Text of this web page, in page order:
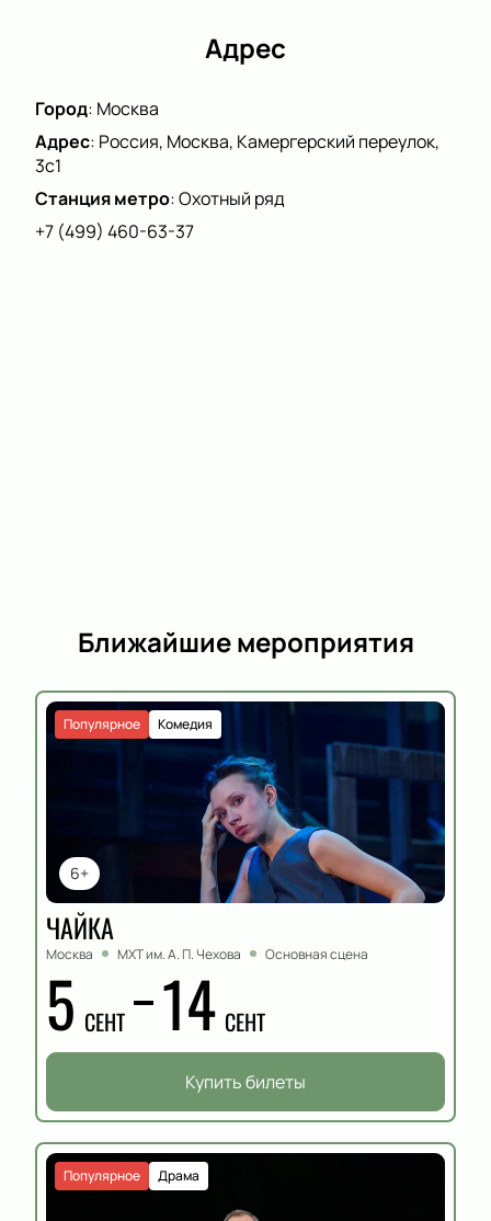
Адрес
Город: Москва
Адрес: Россия, Москва, Камергерский переулок,
3с1
Станция метро:Охотный ряд
+7 (499) 460-63-37
Ближайшие мероприятия
6+
Комедия
Популярное
ЧАЙКА
Москва МХТ им. А. П. Чехова Основная сцена
5 СЕНТ 14 СЕНТ
Купить билеты
Драма
Популярное